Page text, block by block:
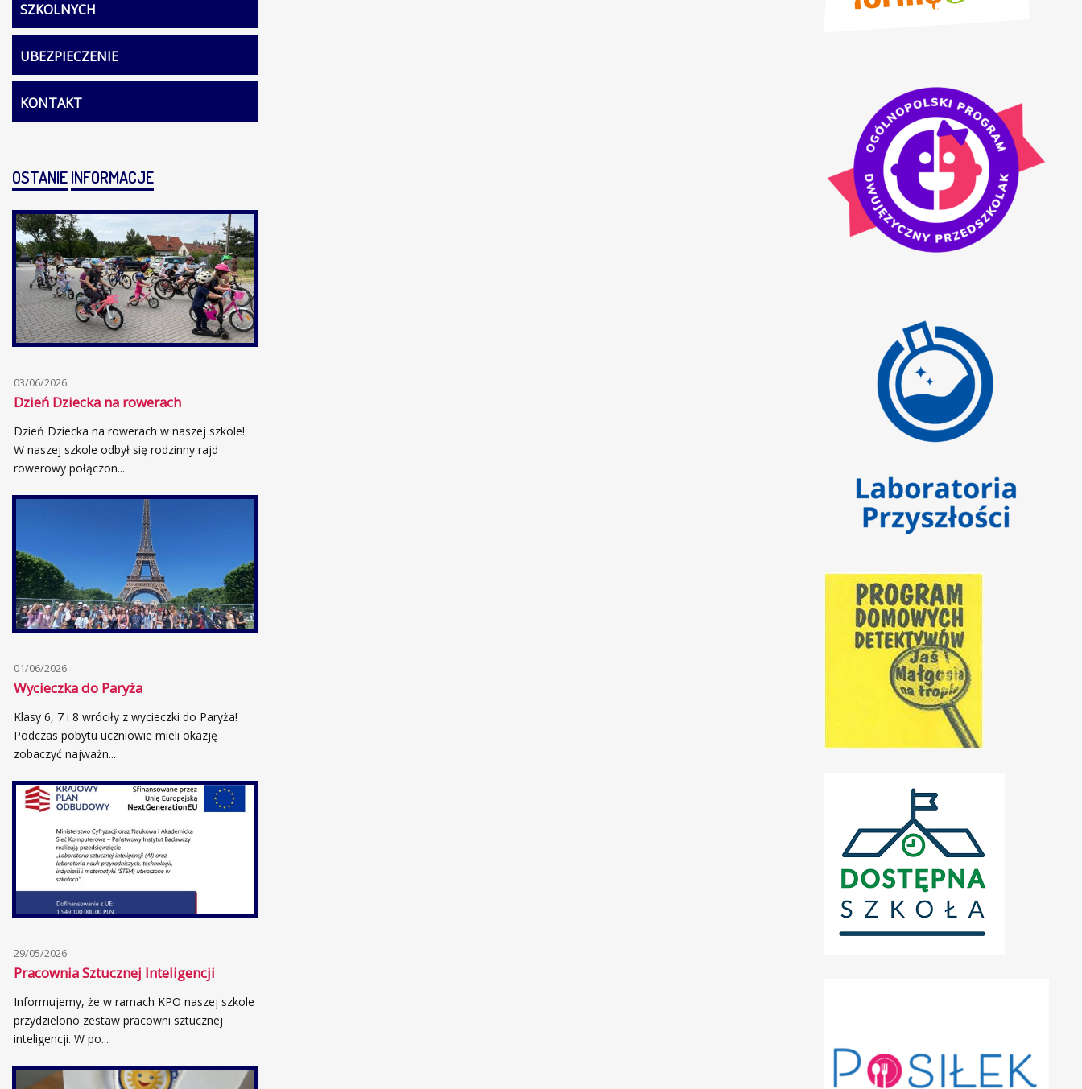
SZKOLNYCH
UBEZPIECZENIE
KONTAKT
OSTANIEINFORMACJE
03/06/2026
Dzień Dziecka na rowerach
Dzień Dziecka na rowerach w naszej szkole!
W naszej szkole odbył się rodzinny rajd
rowerowy połączon...
01/06/2026
Wycieczka do Paryża
Klasy 6, 7 i 8 wróciły z wycieczki do Paryża!
Podczas pobytu uczniowie mieli okazję
zobaczyć najważn...
29/05/2026
Pracownia Sztucznej Inteligencji
Informujemy, że w ramach KPO naszej szkole
przydzielono zestaw pracowni sztucznej
inteligencji. W po...